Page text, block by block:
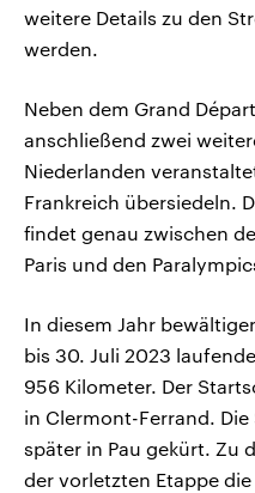
weitere Details zu den
werden.
Neben dem Grand
anschließend zwei
Niederlanden
Frankreich übersiedeln.
findet genau zwischen
Paris und den
In diesem Jahr
bis 30. Juli 2023
956 Kilometer. Der
in Clermont-Ferrand.
später in Pau gekürt. Zu
der vorletzten Etappe